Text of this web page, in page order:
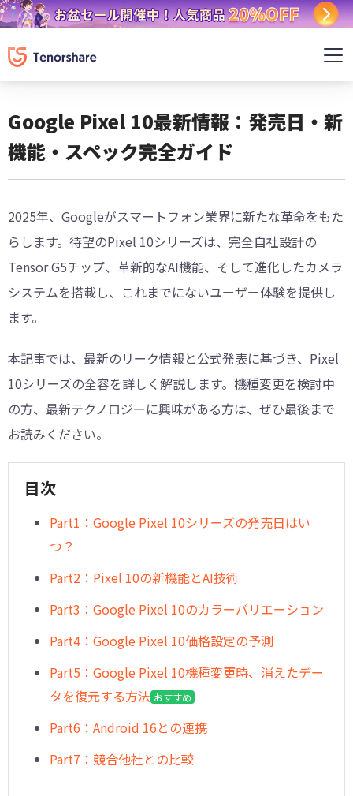
Google Pixel 10最新情報：発売日・新
機能・スペック完全ガイド
2025年、Googleがスマートフォン業界に新たな革命をもた
らします。待望のPixel 10シリーズは、完全自社設計の
Tensor G5チップ、革新的なAI機能、そして進化したカメラ
システムを搭載し、これまでにないユーザー体験を提供し
ます。
本記事では、最新のリーク情報と公式発表に基づき、Pixel
10シリーズの全容を詳しく解説します。機種変更を検討中
の方、最新テクノロジーに興味がある方は、ぜひ最後まで
お読みください。
目次
Part1：Google Pixel 10シリーズの発売日はい
つ？
Part2：Pixel 10の新機能とAI技術
Part3：Google Pixel 10のカラーバリエーション
Part4：Google Pixel 10価格設定の予測
Part5：Google Pixel 10機種変更時、消えたデー
タを復元する方法 おすすめ
Part6：Android 16との連携
Part7：競合他社との比較